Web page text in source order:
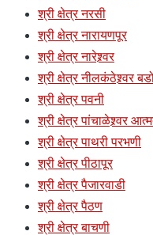
श्री क्षेत्र नरसी
श्री क्षेत्र नारायणपूर
श्री क्षेत्र नारेश्र्वर
श्री क्षेत्र नीलकंठेश्र्वर
श्री क्षेत्र पवनी
श्री क्षेत्र पांचाळेश्र्वर
श्री क्षेत्र पाथरी परभणी
श्री क्षेत्र पीठापूर
श्री क्षेत्र पैजारवाडी
श्री क्षेत्र पैठण
श्री क्षेत्र बाचणी